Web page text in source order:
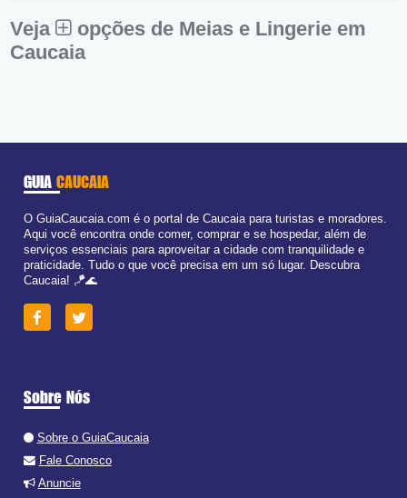
Veja
opções de Meias e Lingerie em
Caucaia
GUIA CAUCAIA
O GuiaCaucaia.com é o portal de Caucaia para turistas e moradores.
Aqui você encontra onde comer, comprar e se hospedar, além de
serviços essenciais para aproveitar a cidade com tranquilidade e
praticidade. Tudo o que você precisa em um só lugar. Descubra
Caucaia! 🪁🌊
Sobre Nós
Sobre o GuiaCaucaia
Fale Conosco
Anuncie